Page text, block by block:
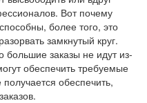
Вот почему
более того, это
замкнутый круг.
большие заказы не идут из-
обеспечить требуемые
обеспечить,